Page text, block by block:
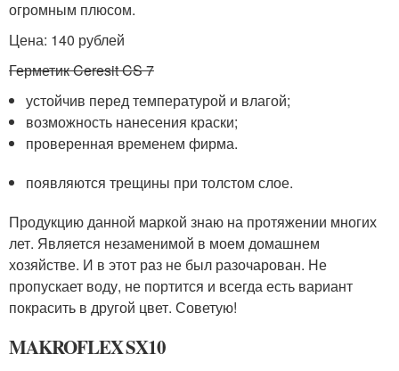
огромным плюсом.
Цена: 140 рублей
Герметик Ceresit CS 7
устойчив перед температурой и влагой;
возможность нанесения краски;
проверенная временем фирма.
появляются трещины при толстом слое.
Продукцию данной маркой знаю на протяжении многих
лет. Является незаменимой в моем домашнем
хозяйстве. И в этот раз не был разочарован. Не
пропускает воду, не портится и всегда есть вариант
покрасить в другой цвет. Советую!
MAKROFLEX SX10